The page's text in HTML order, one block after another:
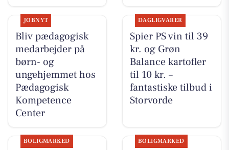
JOBNYT
Bliv pædagogisk
medarbejder på
børn- og
ungehjemmet hos
Pædagogisk
Kompetence
Center
DAGLIGVARER
Spier PS vin til 39
kr. og Grøn
Balance kartofler
til 10 kr. –
fantastiske tilbud i
Storvorde
BOLIGMARKED BOLIGMARKED